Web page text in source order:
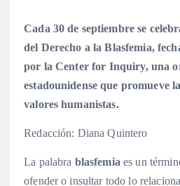
Cada 30 de septiembre se
del Derecho a la Blasfemia,
por la Center for Inquiry, una
estadounidense que promueve
valores humanistas.
Redacción: Diana Quintero
La palabra blasfemia es un
ofender o insultar todo lo